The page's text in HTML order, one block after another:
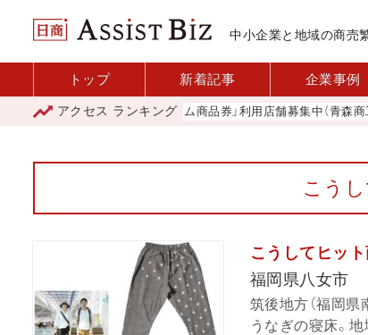
中小企業と地域の商売
トップ 新着記事 企業事例
アクセス ランキング
「青森市プレミアム商品券」利用店舗募集中（青森商工会議所）
こう
こうしてヒッ
福岡県八女市
筑後地方（福岡
うなぎの寝床。